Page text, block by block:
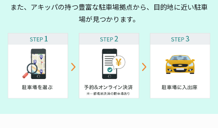
また、アキッパの持つ豊富な駐車場拠点から、目的地に近い駐車
場が見つかります。